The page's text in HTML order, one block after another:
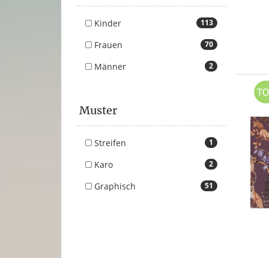
113
Kinder
70
Frauen
2
Männer
Muster
1
Streifen
2
Karo
51
Graphisch